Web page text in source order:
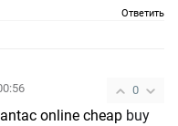
Ответить
0
online cheap buy